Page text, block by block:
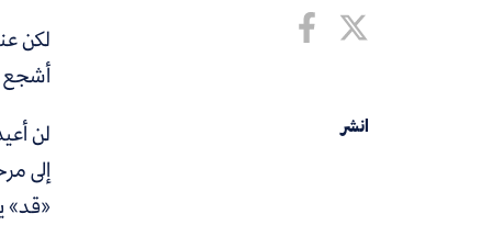
انشر
لكن
أشجع
لن
إلى
«قد»